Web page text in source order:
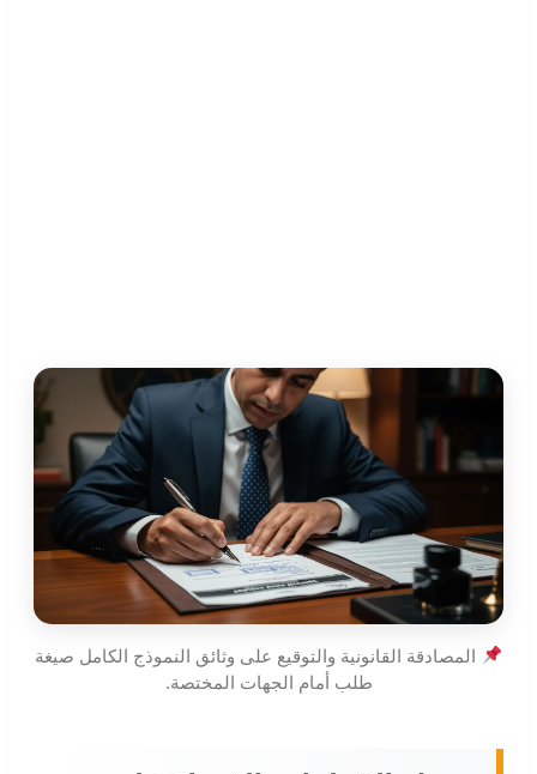
المصادقة القانونية والتوقيع على وثائق النموذج الكامل صيغة
طلب أمام الجهات المختصة.